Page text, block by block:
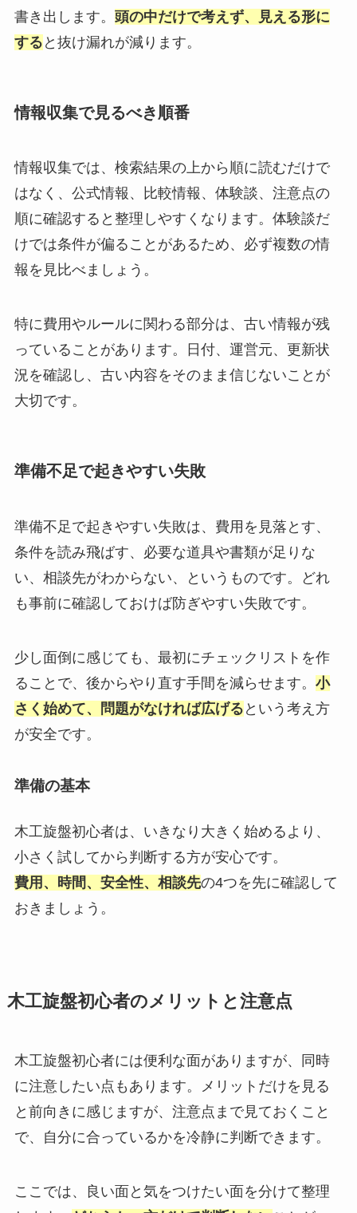
書き出します。 頭の中だけで考えず、見える形に
する と抜け漏れが減ります。
情報収集で見るべき順番
情報収集では、検索結果の上から順に読むだけで
はなく、公式情報、比較情報、体験談、注意点の
順に確認すると整理しやすくなります。体験談だ
けでは条件が偏ることがあるため、必ず複数の情
報を見比べましょう。
特に費用やルールに関わる部分は、古い情報が残
っていることがあります。日付、運営元、更新状
況を確認し、古い内容をそのまま信じないことが
大切です。
準備不足で起きやすい失敗
準備不足で起きやすい失敗は、費用を見落とす、
条件を読み飛ばす、必要な道具や書類が足りな
い、相談先がわからない、というものです。どれ
も事前に確認しておけば防ぎやすい失敗です。
少し面倒に感じても、最初にチェックリストを作
ることで、後からやり直す手間を減らせます。 小
さく始めて、問題がなければ広げる という考え方
が安全です。
準備の基本
木工旋盤初心者は、いきなり大きく始めるより、
小さく試してから判断する方が安心です。
費用、時間、安全性、相談先の4つを先に確認して
おきましょう。
木工旋盤初心者のメリットと注意点
木工旋盤初心者には便利な面がありますが、同時
に注意したい点もあります。メリットだけを見る
と前向きに感じますが、注意点まで見ておくこと
で、自分に合っているかを冷静に判断できます。
ここでは、良い面と気をつけたい面を分けて整理